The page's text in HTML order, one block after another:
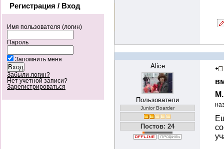
Регистрация / Вход
Имя пользователя (логин)
Пароль
Запомнить меня
Забыли логин?
Нет учетной записи?
Зарегистрироваться
Alice
Пользователи
Junior Boarder
Постов: 24